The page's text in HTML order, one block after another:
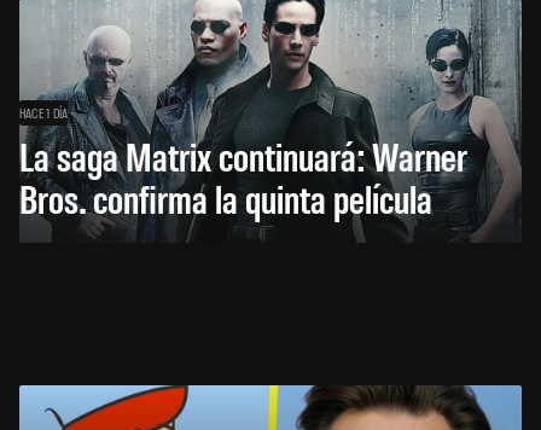
HACE 1 DÍA
La saga Matrix continuará: Warner
Bros. confirma la quinta película